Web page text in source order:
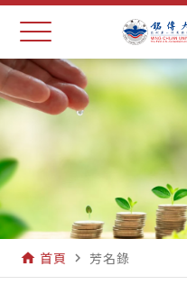
home 首頁 navigate_next 芳名錄